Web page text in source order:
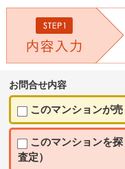
お問合せ内容
このマンションが
このマンションを
査定）